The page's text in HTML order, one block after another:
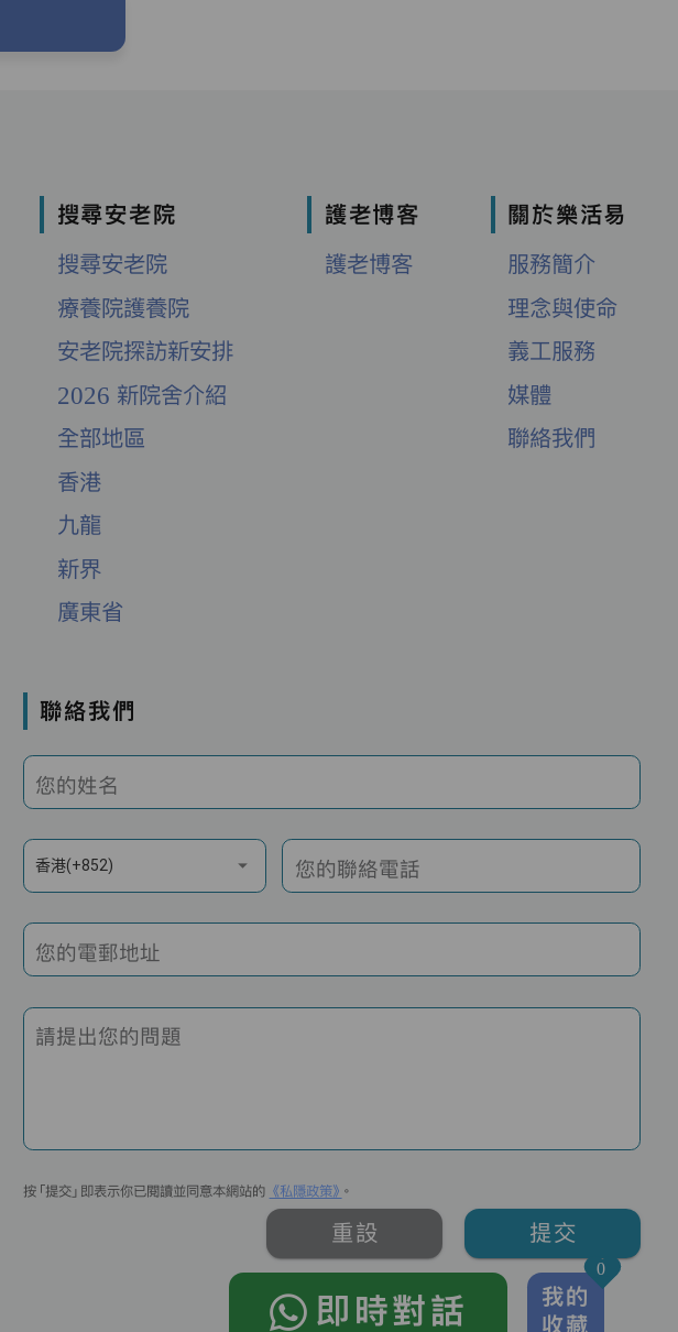
搜尋安老院
搜尋安老院
療養院護養院
安老院探訪新安排
2026 新院舍介紹
全部地區
香港
九龍
新界
廣東省
護老博客
護老博客
關於樂活易
服務簡介
理念與使命
義工服務
媒體
聯絡我們
聯絡我們
您的姓名
香港(+852) 您的聯絡電話
您的電郵地址
請提出您的問題
按「提交」即表示你已閱讀並同意本網站的 《私隱政策》 。
重設 提交
即時對話
我的
收藏
0